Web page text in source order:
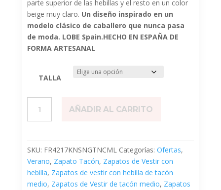
parte superior de las hebillas y el resto en un color
beige muy claro. Un diseño inspirado en un
modelo clásico de caballero que nunca pasa
de moda. LOBE Spain.HECHO EN ESPAÑA DE
FORMA ARTESANAL
TALLA
Camel
AÑADIR AL CARRITO
SKU: FR4217KNSNGTNCML Categorías: Ofertas,
Verano, Zapato Tacón, Zapatos de Vestir con
hebilla, Zapatos de vestir con hebilla de tacón
medio, Zapatos de Vestir de tacón medio, Zapatos